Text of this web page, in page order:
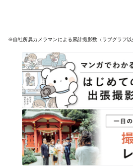
※自社所属カメラマンによる累計撮影数（ラブグラフ以